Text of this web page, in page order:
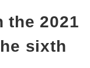
the 2021
sixth